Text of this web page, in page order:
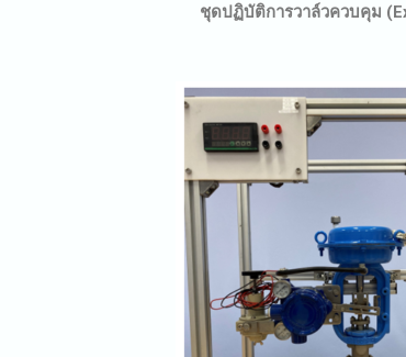
ชุดปฏิบัติการวาล์วควบคุม